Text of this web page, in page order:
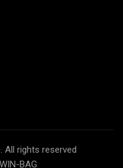
All rights reserved
BAG